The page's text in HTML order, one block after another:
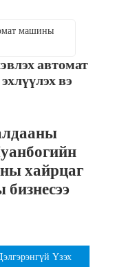
автомат
вэ
хайрцаг
Үзэх